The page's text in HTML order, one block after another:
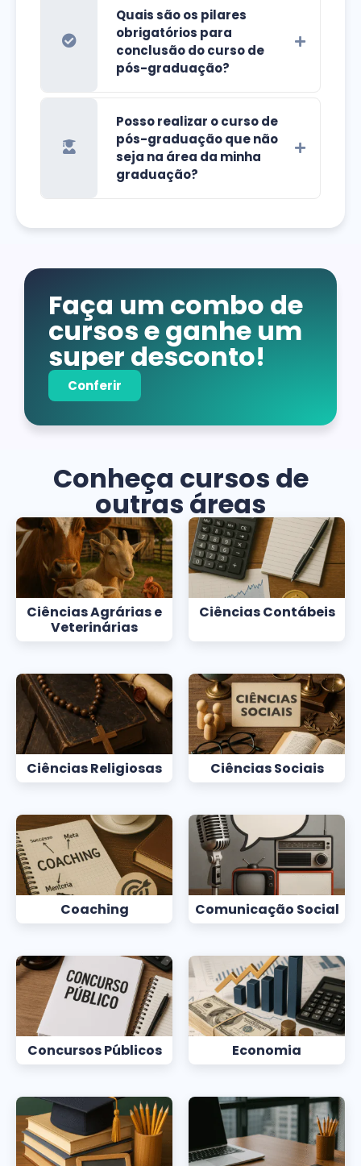
Quais são os pilares
obrigatórios para
conclusão do curso de
pós-graduação?
Posso realizar o curso de
pós-graduação que não
seja na área da minha
graduação?
Faça um combo de
cursos e ganhe um
super desconto!
Conferir
Conheça cursos de
outras áreas
Ciências Agrárias e
Veterinárias
Ciências Contábeis
Ciências Religiosas Ciências Sociais
Coaching Comunicação Social
Concursos Públicos Economia